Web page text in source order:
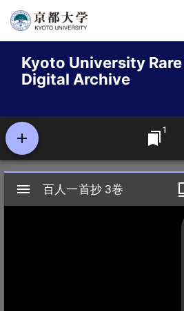
Skip
contentKyoto University
Digital Archive